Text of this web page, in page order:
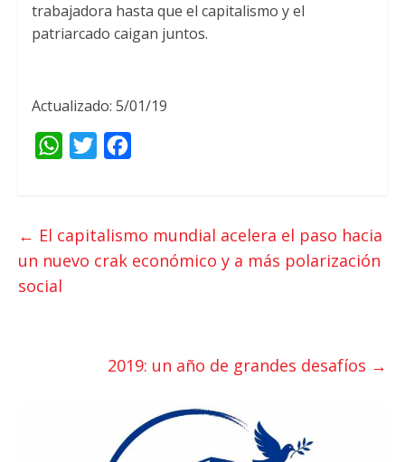
trabajadora hasta que el capitalismo y el
patriarcado caigan juntos.
Actualizado: 5/01/19
W
s
t
b
← El capitalismo mundial acelera el paso hacia
un nuevo crak económico y a más polarización
social
2019: un año de grandes desafíos →